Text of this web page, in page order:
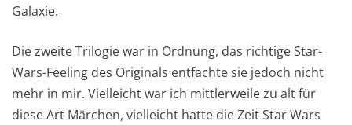
Galaxie.
Die zweite Trilogie war in Ordnung, das richtige Star-
Wars-Feeling des Originals entfachte sie jedoch nicht
mehr in mir. Vielleicht war ich mittlerweile zu alt für
diese Art Märchen, vielleicht hatte die Zeit Star Wars